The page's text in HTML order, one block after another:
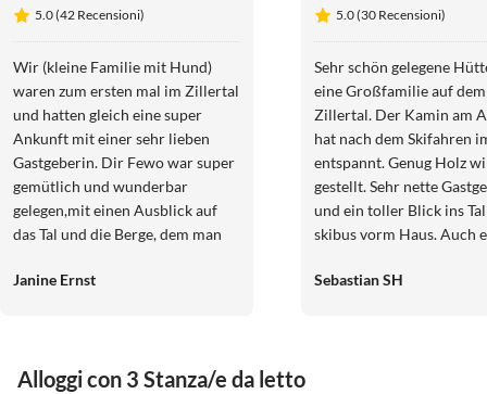
Ramona
5.0 (42 Recensioni)
Wir (kleine Familie mit Hund)
waren zum ersten mal im Zillertal
und hatten gleich eine super
Ankunft mit einer sehr lieben
Gastgeberin. Dir Fewo war super
gemütlich und wunderbar
gelegen,mit einen Ausblick auf
das Tal und die Berge, dem man
Ausstattung ließ keine Wünsche
der Gastgeberin. Es blieben keine
Janine Ernst
5.0 (30 Recensioni)
Sehr schön gelegene
eine Großfamilie auf
Zillertal. Der Kamin am
hat nach dem Skifahren
entspannt. Genug Holz
gestellt. Sehr nette
und ein toller Blick ins
skibus vorm Haus. Auch
Gerne wieder
Sebastian SH
Alloggi con 3 Stanza/e da letto